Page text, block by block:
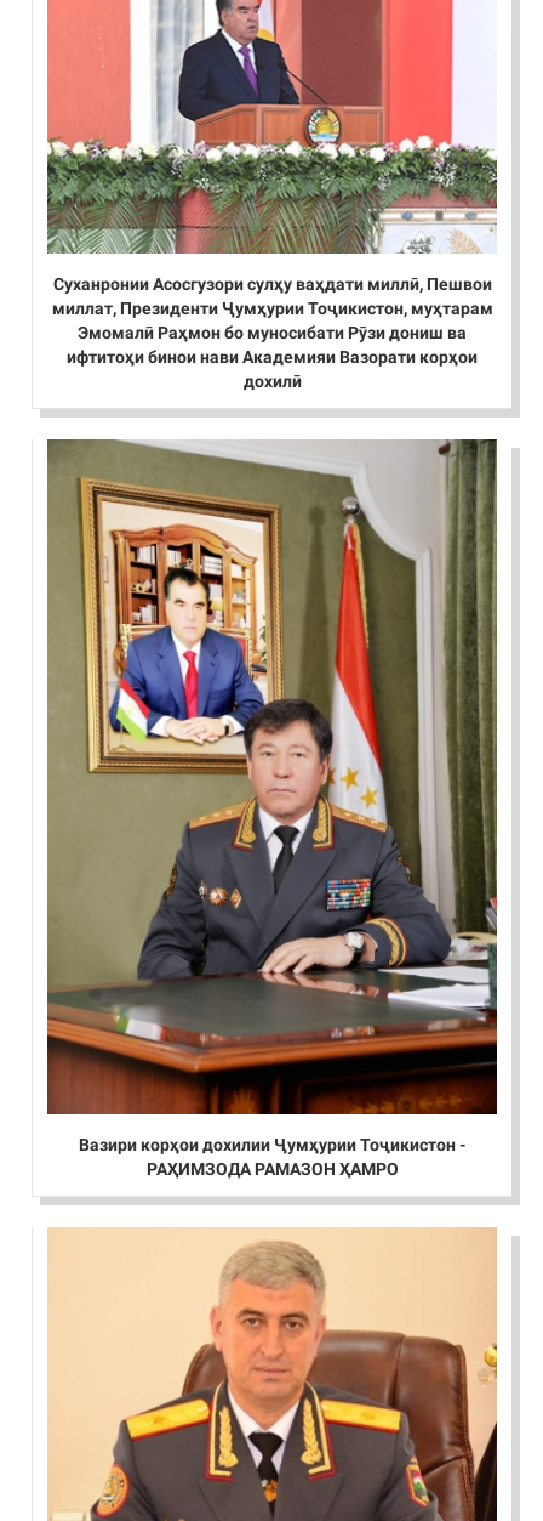
Суханронии Асосгузори сулҳу ваҳдати миллӣ, Пешвои
миллат, Президенти Ҷумҳурии Тоҷикистон, муҳтарам
Эмомалӣ Раҳмон бо муносибати Рӯзи дониш ва
ифтитоҳи бинои нави Академияи Вазорати корҳои
дохилӣ
Вазири корҳои дохилии Ҷумҳурии Тоҷикистон -
РАҲИМЗОДА РАМАЗОН ҲАМРО